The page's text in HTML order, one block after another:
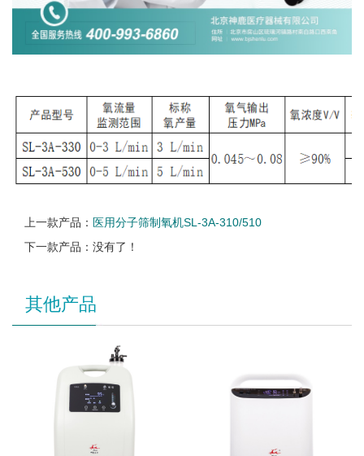
上一款产品： 医用分子筛制氧机SL-3A-310/510
下一款产品：没有了！
其他产品